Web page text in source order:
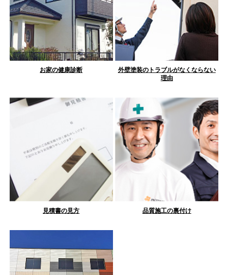
お家の健康診断
外壁塗装のトラブルがなくならない
理由
見積書の見方 品質施工の裏付け